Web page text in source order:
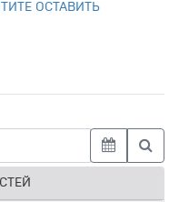
ОСТАВИТЬ